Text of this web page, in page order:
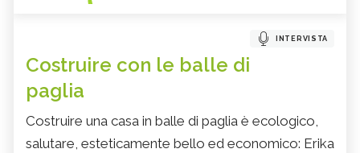
INTERVISTA
Costruire con le balle di
paglia
Costruire una casa in balle di paglia è ecologico,
salutare, esteticamente bello ed economico: Erika